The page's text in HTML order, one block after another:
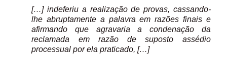
[…] indeferiu a realização de provas, cassando-
lhe abruptamente a palavra em razões finais e
afirmando que agravaria a condenação da
reclamada em razão de suposto assédio
processual por ela praticado, […]